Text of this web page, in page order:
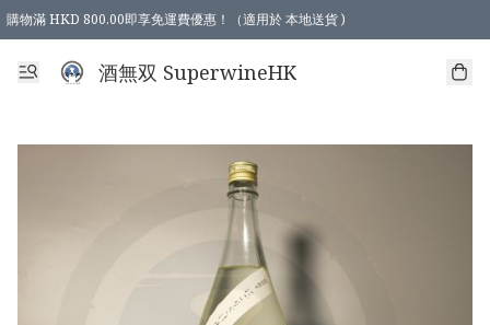
購物滿 HKD 800.00即享免運費優惠！（適用於 本地送貨 )
酒無双 SuperwineHK